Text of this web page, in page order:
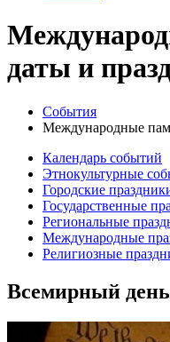
даты и
События
Международные
Календарь событий
Этнокультурные
Городские
Государственные
Региональные
Международные
Религиозные
Всемирный